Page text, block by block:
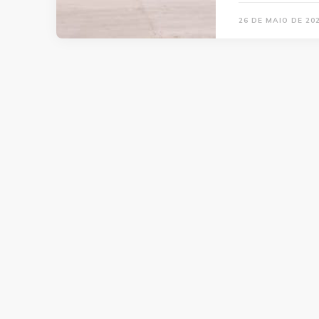
26 DE MAIO DE